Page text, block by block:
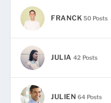
FRANCK 50 Posts
JULIA 42 Posts
JULIEN 64 Posts